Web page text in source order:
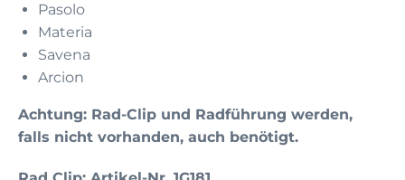
Pasolo
Materia
Savena
Arcion
Achtung: Rad-Clip und Radführung werden,
falls nicht vorhanden, auch benötigt.